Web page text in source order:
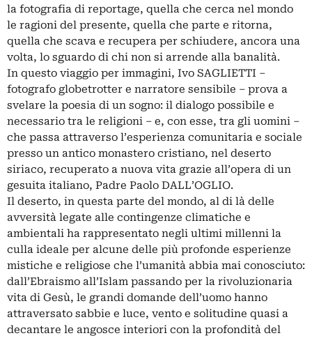
la fotografia di reportage, quella che cerca nel mondo
le ragioni del presente, quella che parte e ritorna,
quella che scava e recupera per schiudere, ancora una
volta, lo sguardo di chi non si arrende alla banalità.
In questo viaggio per immagini, Ivo SAGLIETTI –
fotografo globetrotter e narratore sensibile – prova a
svelare la poesia di un sogno: il dialogo possibile e
necessario tra le religioni – e, con esse, tra gli uomini –
che passa attraverso l’esperienza comunitaria e sociale
presso un antico monastero cristiano, nel deserto
siriaco, recuperato a nuova vita grazie all’opera di un
gesuita italiano, Padre Paolo DALL’OGLIO.
Il deserto, in questa parte del mondo, al di là delle
avversità legate alle contingenze climatiche e
ambientali ha rappresentato negli ultimi millenni la
culla ideale per alcune delle più profonde esperienze
mistiche e religiose che l’umanità abbia mai conosciuto:
dall’Ebraismo all’Islam passando per la rivoluzionaria
vita di Gesù, le grandi domande dell’uomo hanno
attraversato sabbie e luce, vento e solitudine quasi a
decantare le angosce interiori con la profondità del